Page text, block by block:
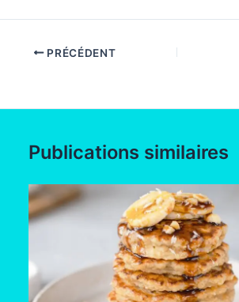
PRÉCÉDENT
Publications similaires